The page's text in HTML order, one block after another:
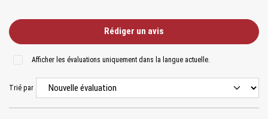
Rédiger un avis
Afficher les évaluations uniquement dans la langue actuelle.
Trié par